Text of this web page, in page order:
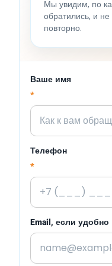
Мы увидим, по
обратились, и
повторно.
Ваше имя
*
Телефон
*
Email, если удобно